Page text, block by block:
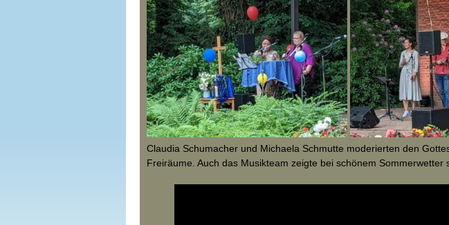
Claudia Schumacher und Michaela Schmutte moderierten den
Freiräume. Auch das Musikteam zeigte bei schönem Sommerwetter